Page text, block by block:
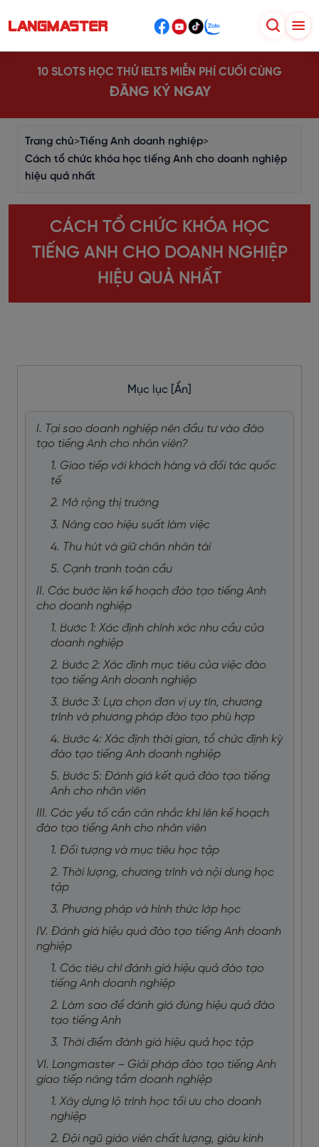
10 SLOTS HỌC THỬ IELTS MIỄN PHÍ CUỐI CÙNG
ĐĂNG KÝ NGAY
Trang chủ>Tiếng Anh doanh nghiệp>
Cách tổ chức khóa học tiếng Anh cho doanh nghiệp
hiệu quả nhất
CÁCH TỔ CHỨC KHÓA HỌC
TIẾNG ANH CHO DOANH NGHIỆP
HIỆU QUẢ NHẤT
Mục lục [Ẩn]
I. Tại sao doanh nghiệp nên đầu tư vào đào
tạo tiếng Anh cho nhân viên?
1. Giao tiếp với khách hàng và đối tác quốc
tế
2. Mở rộng thị trường
3. Nâng cao hiệu suất làm việc
4. Thu hút và giữ chân nhân tài
5. Cạnh tranh toàn cầu
II. Các bước lên kế hoạch đào tạo tiếng Anh
cho doanh nghiệp
1. Bước 1: Xác định chính xác nhu cầu của
doanh nghiệp
2. Bước 2: Xác định mục tiêu của việc đào
tạo tiếng Anh doanh nghiệp
3. Bước 3: Lựa chọn đơn vị uy tín, chương
trình và phương pháp đào tạo phù hợp
4. Bước 4: Xác định thời gian, tổ chức định kỳ
đào tạo tiếng Anh doanh nghiệp
5. Bước 5: Đánh giá kết quả đào tạo tiếng
Anh cho nhân viên
III. Các yếu tố cần cân nhắc khi lên kế hoạch
đào tạo tiếng Anh cho nhân viên
1. Đối tượng và mục tiêu học tập
2. Thời lượng, chương trình và nội dung học
tập
3. Phương pháp và hình thức lớp học
IV. Đánh giá hiệu quả đào tạo tiếng Anh doanh
nghiệp
1. Các tiêu chí đánh giá hiệu quả đào tạo
tiếng Anh doanh nghiệp
2. Làm sao để đánh giá đúng hiệu quả đào
tạo tiếng Anh
3. Thời điểm đánh giá hiệu quả học tập
VI. Langmaster – Giải pháp đào tạo tiếng Anh
giao tiếp nâng tầm doanh nghiệp
1. Xây dựng lộ trình học tối ưu cho doanh
nghiệp
2. Đội ngũ giáo viên chất lượng, giàu kinh